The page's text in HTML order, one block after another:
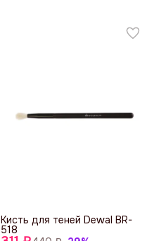
Кисть для теней Dewal BR-
518